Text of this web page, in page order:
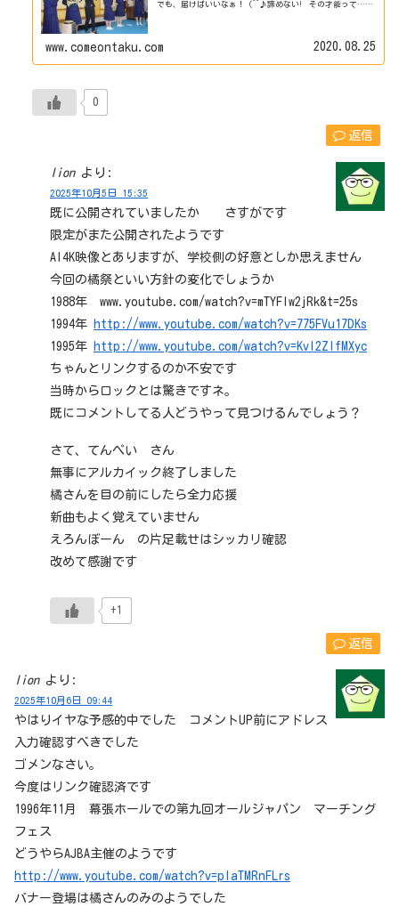
でも、届けばいいなぁ！ (^^♪諦めない! その才能って…
www.comeontaku.com 2020.08.25
0
返信
lion より:
2025年10月5日 15:35
既に公開されていましたか さすがです
限定がまた公開されたようです
AI4K映像とありますが、学校側の好意としか思えません
今回の橘祭といい方針の変化でしょうか
1988年 www.youtube.com/watch?v=mTYFlw2jRk&t=25s
1994年
http://www.youtube.com/watch?v=775FVu17DKs
1995年
http://www.youtube.com/watch?v=Kvl2ZlfMXyc
ちゃんとリンクするのか不安です
当時からロックとは驚きですネ。
既にコメントしてる人どうやって見つけるんでしょう？
さて、てんぺい さん
無事にアルカイック終了しました
橘さんを目の前にしたら全力応援
新曲もよく覚えていません
えろんぼーん の片足載せはシッカリ確認
改めて感謝です
+1
返信
lion より:
2025年10月6日 09:44
やはりイヤな予感的中でした コメントUP前にアドレス
入力確認すべきでした
ゴメンなさい。
今度はリンク確認済です
1996年11月 幕張ホールでの第九回オールジャパン マーチング
フェス
どうやらAJBA主催のようです
http://www.youtube.com/watch?v=plaTMRnFLrs
バナー登場は橘さんのみのようでした